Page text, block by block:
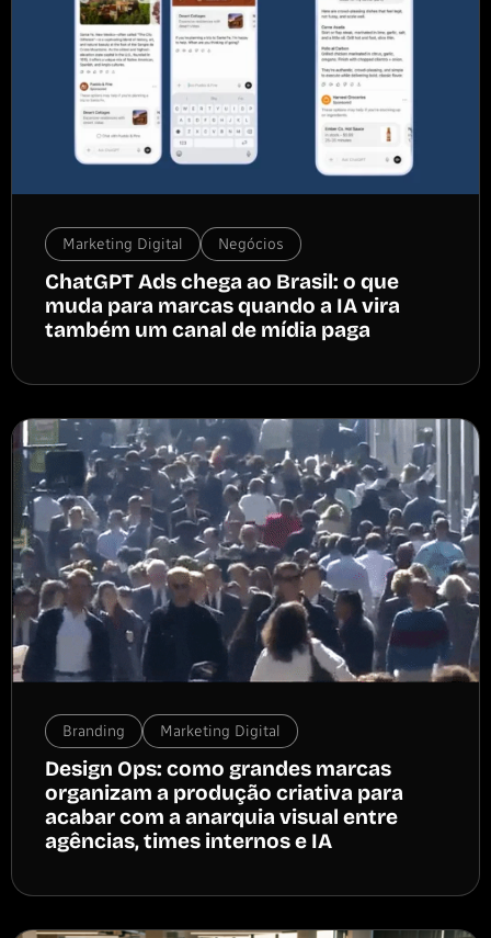
Marketing Digital Negócios
ChatGPT Ads chega ao Brasil: o que
muda para marcas quando a IA vira
também um canal de mídia paga
Branding Marketing Digital
Design Ops: como grandes marcas
organizam a produção criativa para
acabar com a anarquia visual entre
agências, times internos e IA